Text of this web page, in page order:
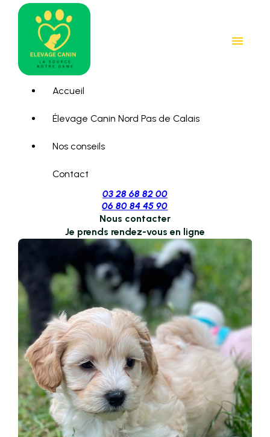
menu
Accueil
Élevage Canin Nord Pas de Calais
Nos conseils
Contact
03 28 68 82 00
06 80 84 45 90
Nous contacter
Je prends rendez-vous en ligne
Panneau de gestion des cookies